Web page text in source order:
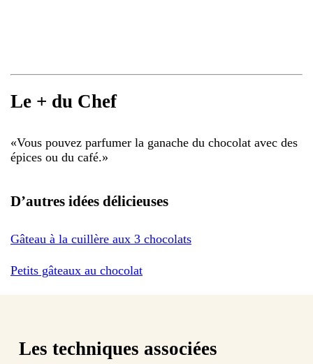
Le + du Chef
«Vous pouvez parfumer la ganache du chocolat avec des
épices ou du café.»
D’autres idées délicieuses
Gâteau à la cuillère aux 3 chocolats
Petits gâteaux au chocolat
Les techniques associées